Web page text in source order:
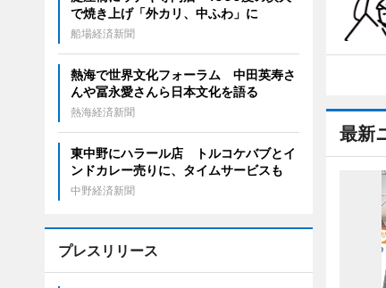
最新
で焼き上げ「外カリ、中ふわ」に
船場経済新聞
熱海で世界文化フォーラム 中田英寿さ
んや冨永愛さんら日本文化を語る
熱海経済新聞
東中野にハラール店 トルコケバブとイ
ンドカレー売りに、タイムサービスも
中野経済新聞
プレスリリース